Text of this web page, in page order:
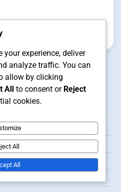
your experience, deliver
analyze traffic. You can
allow by clicking
All to consent or Reject
cookies.
All
All